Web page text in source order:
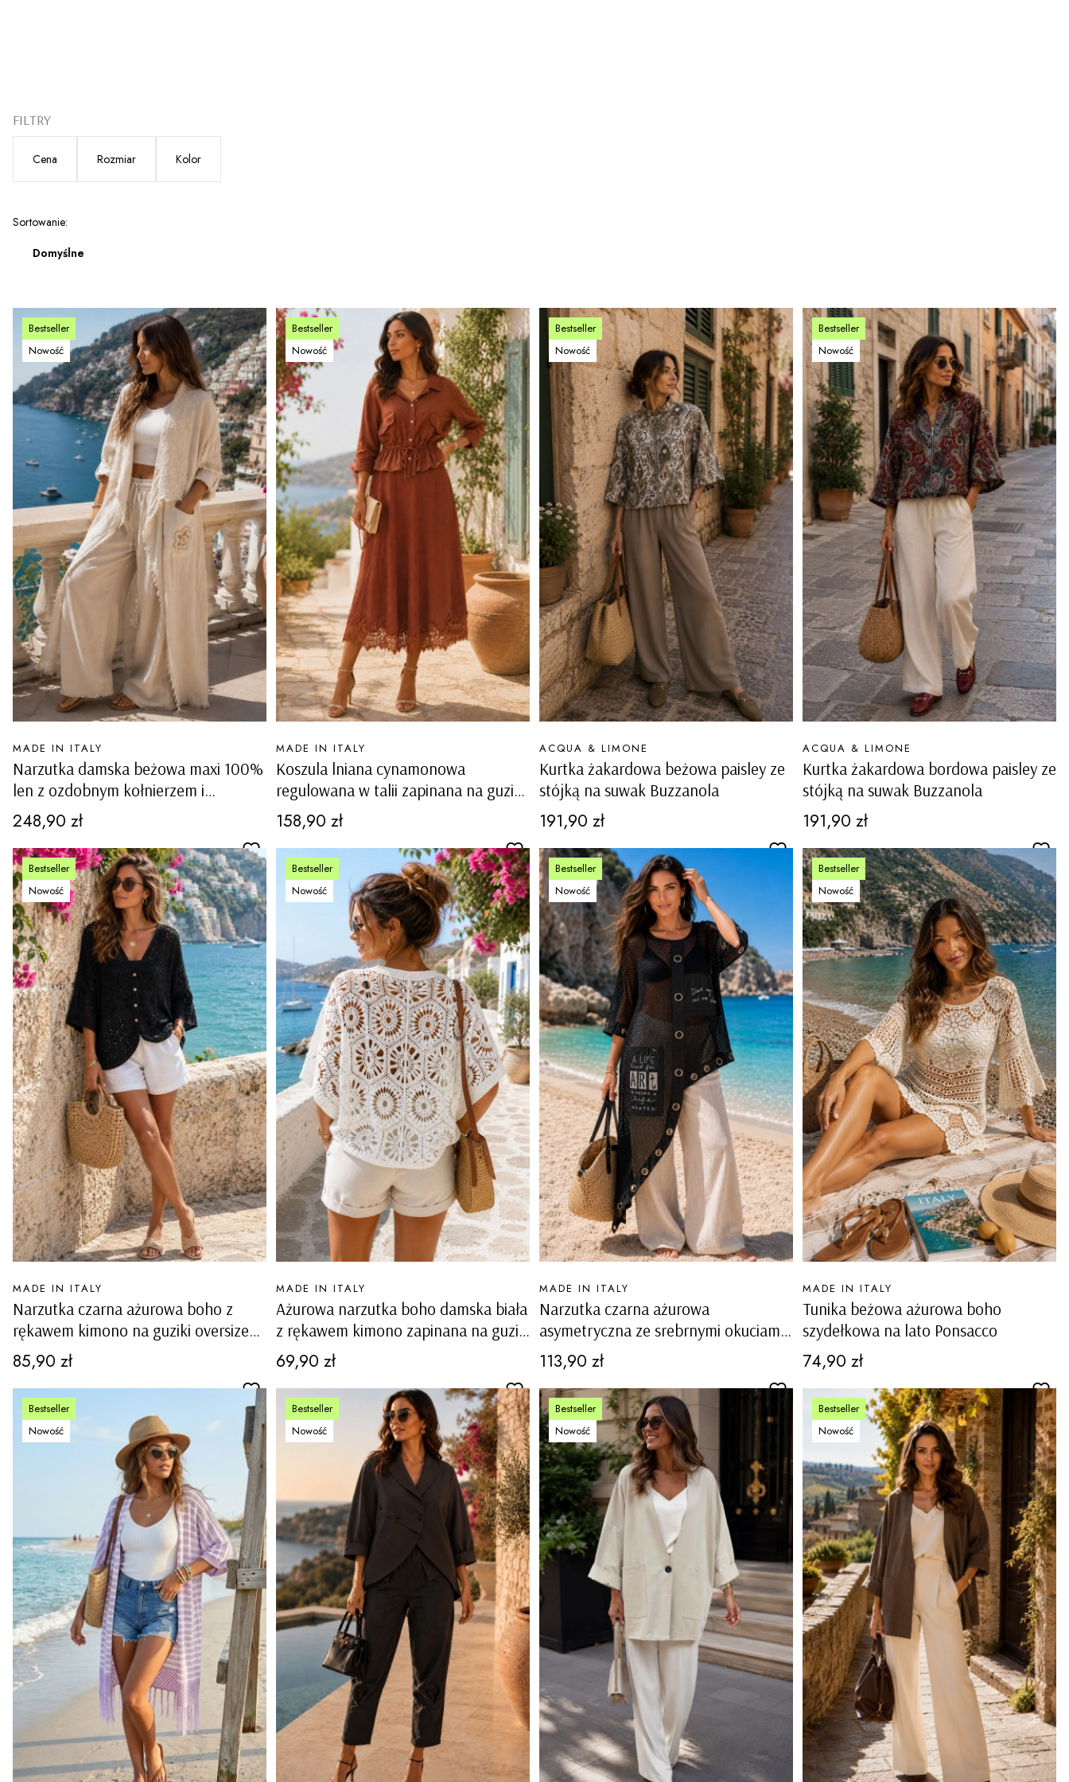
FILTRY
Cena Rozmiar Kolor
Lista produktów
Sortowanie:
Domyślne
Bestseller
Nowość
Narzutka damska beżowa maxi 100%
len z ozdobnym kołnierzem i
kieszeniami Nucetto
PRODUCENT
MADE IN ITALY
Cena
248,90 zł
Bestseller
Nowość
Koszula lniana cynamonowa
regulowana w talii zapinana na guziki
kieszenie cargo Meduno
PRODUCENT
MADE IN ITALY
Cena
158,90 zł
Bestseller
Nowość
Kurtka żakardowa beżowa paisley ze
stójką na suwak Buzzanola
PRODUCENT
ACQUA & LIMONE
Cena
191,90 zł
Bestseller
Nowość
Kurtka żakardowa bordowa paisley ze
stójką na suwak Buzzanola
PRODUCENT
ACQUA & LIMONE
Cena
191,90 zł
Bestseller
Nowość
Narzutka czarna ażurowa boho z
rękawem kimono na guziki oversize
Tramonti
PRODUCENT
MADE IN ITALY
Cena
85,90 zł
Bestseller
Nowość
Ażurowa narzutka boho damska biała
z rękawem kimono zapinana na guziki
Fraelacco
PRODUCENT
MADE IN ITALY
Cena
69,90 zł
Bestseller
Nowość
Narzutka czarna ażurowa
asymetryczna ze srebrnymi okuciami
Tavernerio
PRODUCENT
MADE IN ITALY
Cena
113,90 zł
Bestseller
Nowość
Tunika beżowa ażurowa boho
szydełkowa na lato Ponsacco
PRODUCENT
MADE IN ITALY
Cena
74,90 zł
Bestseller
Nowość
Bestseller
Nowość
Bestseller
Nowość
Bestseller
Nowość